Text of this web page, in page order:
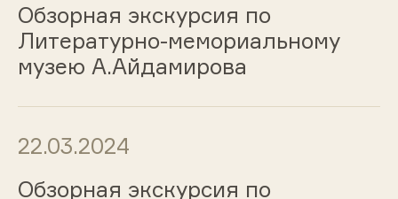
Обзорная экскурсия по
Литературно-мемориальному
музею А.Айдамирова
22.03.2024
Обзорная экскурсия по